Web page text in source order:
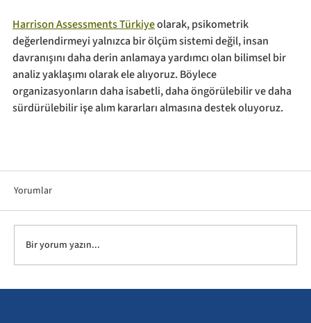
Harrison Assessments Türkiye olarak, psikometrik
değerlendirmeyi yalnızca bir ölçüm sistemi değil, insan
davranışını daha derin anlamaya yardımcı olan bilimsel bir
analiz yaklaşımı olarak ele alıyoruz. Böylece
organizasyonların daha isabetli, daha öngörülebilir ve daha
sürdürülebilir işe alım kararları almasına destek oluyoruz.
Yorumlar
Bir yorum yazın...